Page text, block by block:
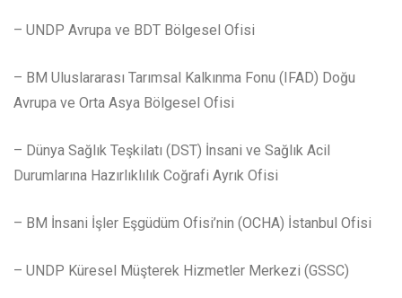
– UNDP Avrupa ve BDT Bölgesel Ofisi
– BM Uluslararası Tarımsal Kalkınma Fonu (IFAD) Doğu
Avrupa ve Orta Asya Bölgesel Ofisi
– Dünya Sağlık Teşkilatı (DST) İnsani ve Sağlık Acil
Durumlarına Hazırlıklılık Coğrafi Ayrık Ofisi
– BM İnsani İşler Eşgüdüm Ofisi’nin (OCHA) İstanbul Ofisi
– UNDP Küresel Müşterek Hizmetler Merkezi (GSSC)